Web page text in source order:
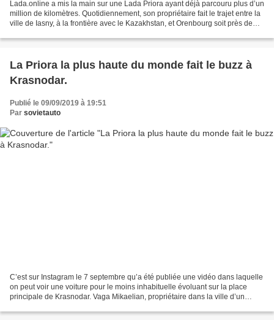
Lada.online a mis la main sur une Lada Priora ayant déjà parcouru plus d’un
million de kilomètres. Quotidiennement, son propriétaire fait le trajet entre la
ville de Iasny, à la frontière avec le Kazakhstan, et Orenbourg soit près de
La Priora la plus haute du monde fait le buzz à
Krasnodar.
Publié le 09/09/2019 à 19:51
Par sovietauto
C’est sur Instagram le 7 septembre qu’a été publiée une vidéo dans laquelle
on peut voir une voiture pour le moins inhabituelle évoluant sur la place
principale de Krasnodar. Vaga Mikaelian, propriétaire dans la ville d’un